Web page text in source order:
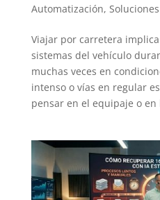
Automatización,
Viajar por carretera
sistemas del vehículo
muchas veces en
intenso o vías en regular
pensar en el equipaje o